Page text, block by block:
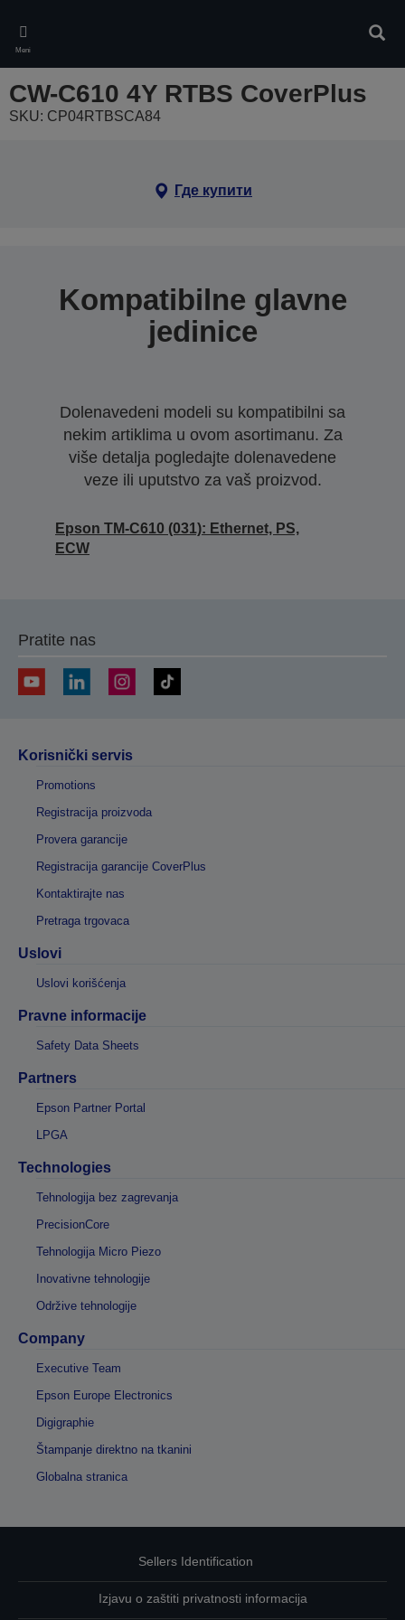
main
content
Meni
CW-C610 4Y RTBS CoverPlus
SKU: CP04RTBSCA84
Где купити
Kompatibilne glavne
jedinice
Dolenavedeni modeli su kompatibilni sa
nekim artiklima u ovom asortimanu. Za
više detalja pogledajte dolenavedene
veze ili uputstvo za vaš proizvod.
Epson TM-C610 (031): Ethernet, PS,
ECW
Pratite nas
Korisnički servis
Promotions
Registracija proizvoda
Provera garancije
Registracija garancije CoverPlus
Kontaktirajte nas
Pretraga trgovaca
Uslovi
Uslovi korišćenja
Pravne informacije
Safety Data Sheets
Partners
Epson Partner Portal
LPGA
Technologies
Tehnologija bez zagrevanja
PrecisionCore
Tehnologija Micro Piezo
Inovativne tehnologije
Održive tehnologije
Company
Executive Team
Epson Europe Electronics
Digigraphie
Štampanje direktno na tkanini
Globalna stranica
Sellers Identification
Izjavu o zaštiti privatnosti informacija